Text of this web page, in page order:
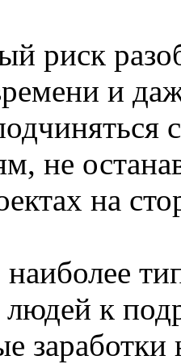
риск
и
не
на
наиболее
к